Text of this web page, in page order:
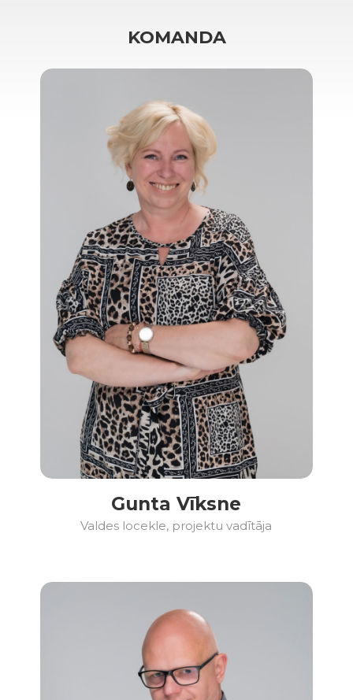
KOMANDA
Gunta Vīksne
Valdes locekle, projektu vadītāja